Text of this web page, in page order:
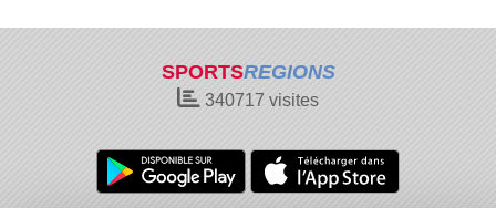
SPORTSREGIONS
340717 visites